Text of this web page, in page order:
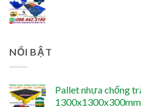
NỔI BẬT
Pallet nhựa chống
1300x1300x300mm